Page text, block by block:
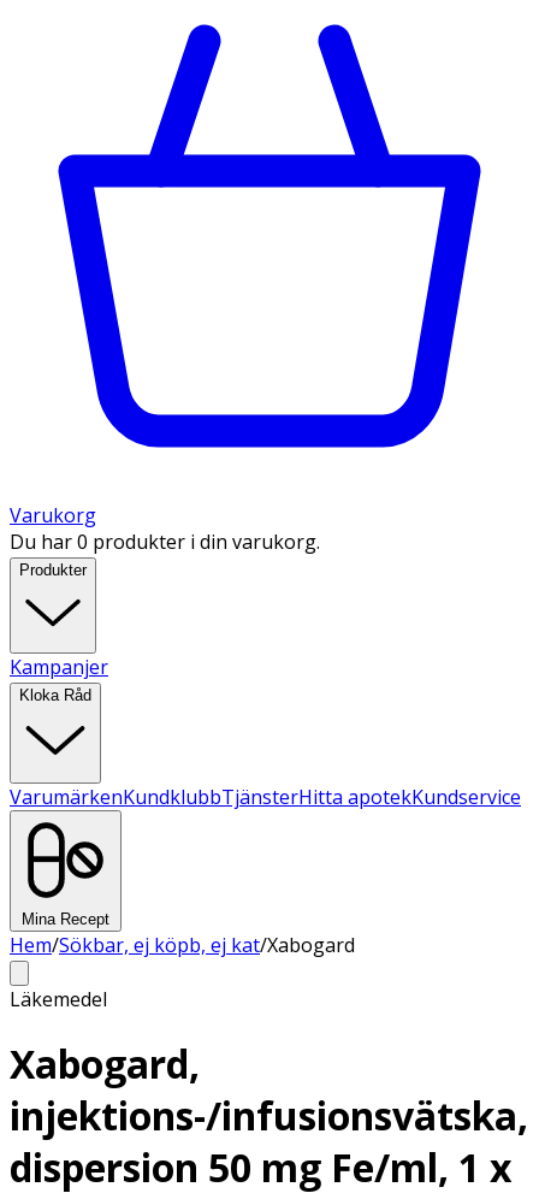
Varukorg
Du har 0 produkter i din varukorg.
Produkter
Kampanjer
Kloka Råd
VarumärkenKundklubbTjänsterHitta apotekKundservice
Mina Recept
Hem/Sökbar, ej köpb, ej kat/Xabogard
Läkemedel
Xabogard,
injektions-/infusionsvätska,
dispersion 50 mg Fe/ml, 1 x